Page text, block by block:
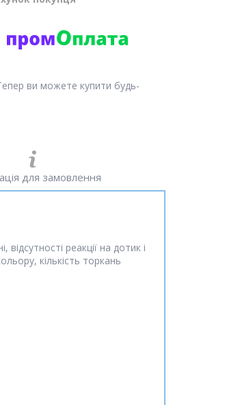
ви можете купити будь-
для замовлення
реакції на дотик і
кількість торкань